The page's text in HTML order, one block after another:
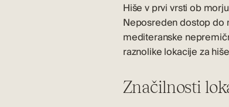
Hiše v prvi vrsti ob
Neposreden dostop do
mediteranske
raznolike lokacije za
Značilnosti